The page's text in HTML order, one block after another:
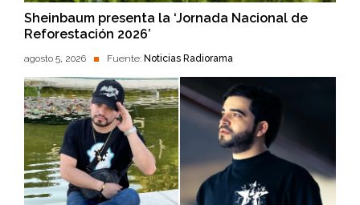
Sheinbaum presenta la ‘Jornada Nacional de
Reforestación 2026’
agosto 5, 2026 Fuente: Noticias Radiorama